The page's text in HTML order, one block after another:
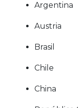
Argentina
Austria
Brasil
Chile
China